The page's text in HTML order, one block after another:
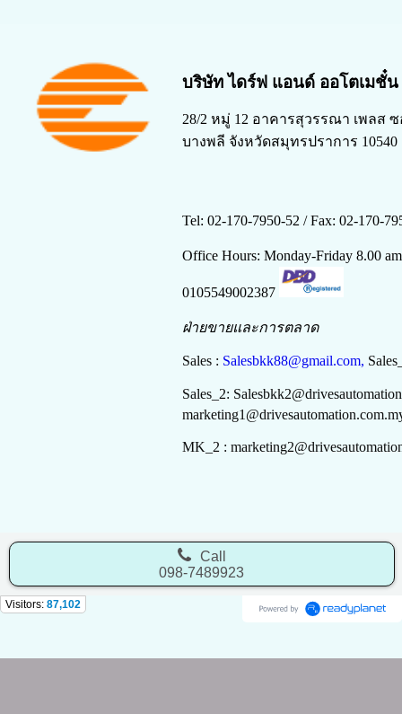
บริษัท ไดร์ฟ แอนด์ ออโตเมชั๋
28/2 หมู่ 12 อาคารสุวรรณา เพลส
บางพลี จังหวัดสมุทรปราการ 10540
Tel: 02-170-7950-52 /Fax: 02-170-
Office Hours: Monday-Friday 8.00
0105549002387
ฝ่ายขายและการตลาด
Sales : Salesbkk88@gmail.com,
Sales_2: Salesbkk2
marketing1
MK_2 : marketing2
Call
098-7489923
Visitors: 87,102